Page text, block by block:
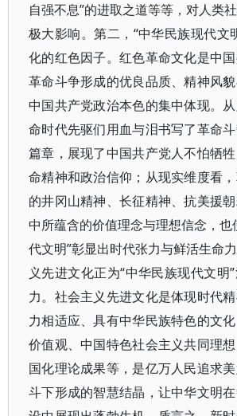
自强不息”的进取之道等等，对人类
极大影响。第二，“中华民族现代文
化的红色因子。红色革命文化是中
革命斗争形成的优良品质、精神风
中国共产党政治本色的集中体现。
命时代先驱们用血与泪书写了革命
篇章，展现了中国共产党人不怕牺
命精神和政治信仰；从现实维度看
的井冈山精神、长征精神、抗美援
中所蕴含的价值理念与理想信念，也
代文明”彰显出时代张力与鲜活生命
义先进文化正为“中华民族现代文明
力。社会主义先进文化是体现时代
力相适应、具有中华民族特色的文
价值观、中国特色社会主义共同理
国化理论成果等，是亿万人民追求
斗下形成的智慧结晶，让中华文明